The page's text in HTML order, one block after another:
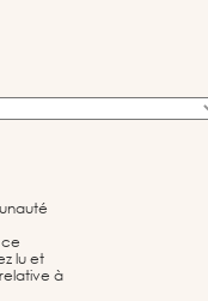
lu et
relative à